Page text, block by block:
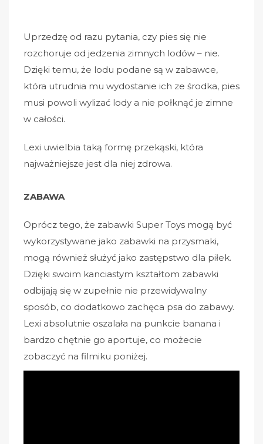
Uprzedzę od razu pytania, czy pies się nie
rozchoruje od jedzenia zimnych lodów – nie.
Dzięki temu, że lodu podane są w zabawce,
która utrudnia mu wydostanie ich ze środka, pies
musi powoli wylizać lody a nie połknąć je zimne
w całości.
Lexi uwielbia taką formę przekąski, która
najważniejsze jest dla niej zdrowa.
ZABAWA
Oprócz tego, że zabawki Super Toys mogą być
wykorzystywane jako zabawki na przysmaki,
mogą również służyć jako zastępstwo dla piłek.
Dzięki swoim kanciastym kształtom zabawki
odbijają się w zupełnie nie przewidywalny
sposób, co dodatkowo zachęca psa do zabawy.
Lexi absolutnie oszalała na punkcie banana i
bardzo chętnie go aportuje, co możecie
zobaczyć na filmiku poniżej.